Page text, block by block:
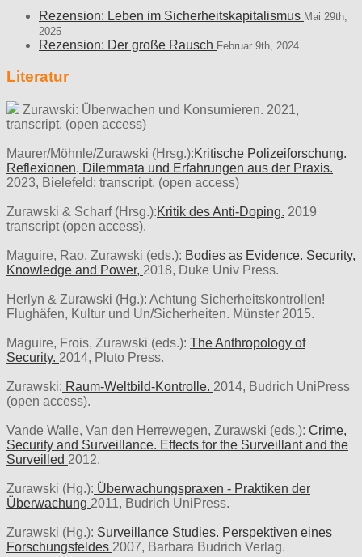
Rezension: Leben im Sicherheitskapitalismus Mai 29th,
2025
Rezension: Der große Rausch Februar 9th, 2024
Literatur
Zurawski: Überwachen und Konsumieren. 2021,
transcript. (open access)
Maurer/Möhnle/Zurawski (Hrsg.):Kritische Polizeiforschung.
Reflexionen, Dilemmata und Erfahrungen aus der Praxis.
2023, Bielefeld: transcript. (open access)
Zurawski & Scharf (Hrsg.):Kritik des Anti-Doping. 2019
transcript (open access).
Maguire, Rao, Zurawski (eds.): Bodies as Evidence. Security,
Knowledge and Power, 2018, Duke Univ Press.
Herlyn & Zurawski (Hg.): Achtung Sicherheitskontrollen!
Flughäfen, Kultur und Un/Sicherheiten. Münster 2015.
Maguire, Frois, Zurawski (eds.): The Anthropology of
Security. 2014, Pluto Press.
Zurawski: Raum-Weltbild-Kontrolle. 2014, Budrich UniPress
(open access).
Vande Walle, Van den Herrewegen, Zurawski (eds.): Crime,
Security and Surveillance. Effects for the Surveillant and the
Surveilled 2012.
Zurawski (Hg.): Überwachungspraxen - Praktiken der
Überwachung 2011, Budrich UniPress.
Zurawski (Hg.): Surveillance Studies. Perspektiven eines
Forschungsfeldes 2007, Barbara Budrich Verlag.